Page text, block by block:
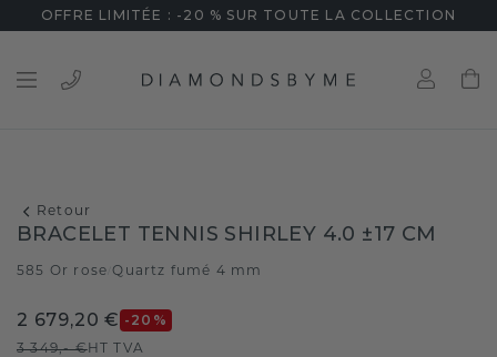
OFFRE LIMITÉE : -20 % SUR TOUTE LA COLLECTION
Retour
BRACELET TENNIS SHIRLEY 4.0 ±17 CM
585 Or rose /Quartz fumé 4 mm
2 679,20 € -20 %
3 349,- €HT TVA